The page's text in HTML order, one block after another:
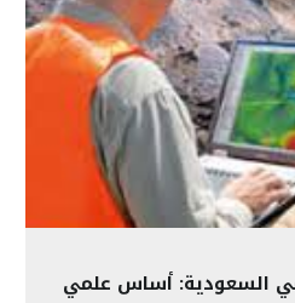
في السعودية: أساس علمي